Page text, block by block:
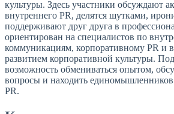
культуры. Здесь участники обсуждают
внутреннего PR, делятся шутками,
поддерживают друг друга в
ориентирован на специалистов по
коммуникациям, корпоративному PR и
развитием корпоративной культуры.
возможность обмениваться опытом,
вопросы и находить единомышленников
PR.